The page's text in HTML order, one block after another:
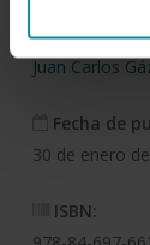
Autor/es:
Juan Carlos
Fecha de
30 de enero
ISBN: